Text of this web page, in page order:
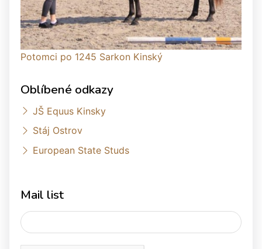
Potomci po 1245 Sarkon Kinský
Oblíbené odkazy
JŠ Equus Kinsky
Stáj Ostrov
European State Studs
Mail list